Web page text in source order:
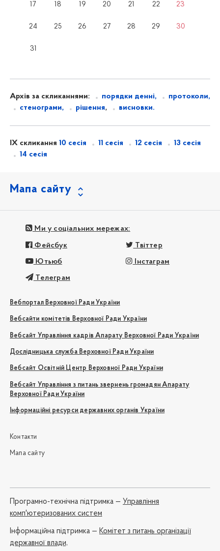
17 18 19 20 21 22 23
24 25 26 27 28 29 30
31
Архів за скликаннями: порядки денні,
протоколи,
стенограми,
рішення, висновки.
IX скликання 10 сесія 11 сесія 12 сесія
13 сесія
14 сесія
Мапа сайту
Ми у соціальних мережах:
Фейсбук Твіттер
Ютьюб Інстаграм
Телеграм
Вебпортал Верховної Ради України
Вебсайти комітетів Верховної Ради України
Вебсайт Управління кадрів Апарату Верховної Ради України
Дослідницька служба Верховної Ради України
Вебсайт Освітній Центр Верховної Ради України
Вебсайт Управління з питань звернень громадян Апарату
Верховної Ради України
Інформаційні ресурси державних органів України
Контакти
Мапа сайту
Програмно-технічна підтримка — Управління
комп'ютеризованих систем
Iнформаційна підтримка — Комітет з питань організації
державної влади,